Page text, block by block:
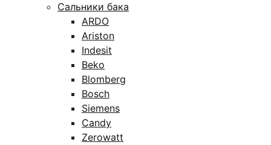
Сальники бака
ARDO
Ariston
Indesit
Beko
Blomberg
Bosch
Siemens
Candy
Zerowatt